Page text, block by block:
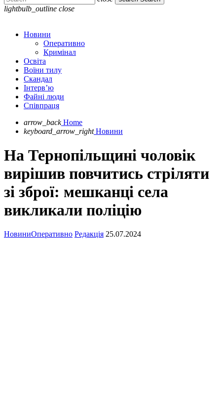
lightbulb_outline close
Новини
Оперативно
Кримінал
Освіта
Воїни тилу
Скандал
Інтерв’ю
Файні люди
Співпраця
arrow_back Home
keyboard_arrow_right Новини
На Тернопільщині чоловік
вирішив повчитись стріляти
зі зброї: мешканці села
викликали поліцію
НовиниОперативно Редакція 25.07.2024